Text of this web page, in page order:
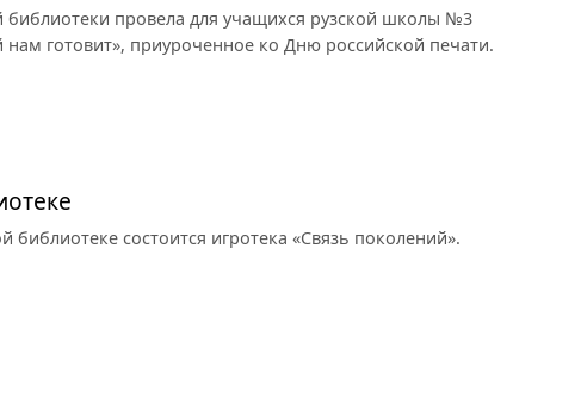
библиотеки провела для учащихся рузской школы №3
готовит», приуроченное ко Дню российской печати.
библиотеке состоится игротека «Связь поколений».